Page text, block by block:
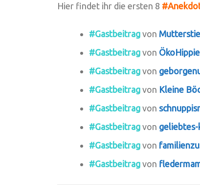
Hier findet ihr die ersten 8
#Gastbeitrag von
#Gastbeitrag von
#Gastbeitrag von
#Gastbeitrag von Kleine
#Gastbeitrag von
#Gastbeitrag von
#Gastbeitrag von
#Gastbeitrag von